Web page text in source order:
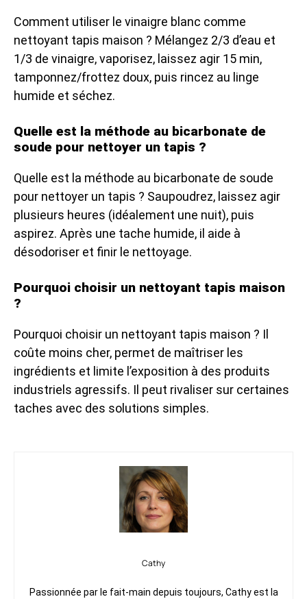
Comment utiliser le vinaigre blanc comme
nettoyant tapis maison ? Mélangez 2/3 d’eau et
1/3 de vinaigre, vaporisez, laissez agir 15 min,
tamponnez/frottez doux, puis rincez au linge
humide et séchez.
Quelle est la méthode au bicarbonate de
soude pour nettoyer un tapis ?
Quelle est la méthode au bicarbonate de soude
pour nettoyer un tapis ? Saupoudrez, laissez agir
plusieurs heures (idéalement une nuit), puis
aspirez. Après une tache humide, il aide à
désodoriser et finir le nettoyage.
Pourquoi choisir un nettoyant tapis maison
?
Pourquoi choisir un nettoyant tapis maison ? Il
coûte moins cher, permet de maîtriser les
ingrédients et limite l’exposition à des produits
industriels agressifs. Il peut rivaliser sur certaines
taches avec des solutions simples.
Cathy
Passionnée par le fait-main depuis toujours, Cathy est la